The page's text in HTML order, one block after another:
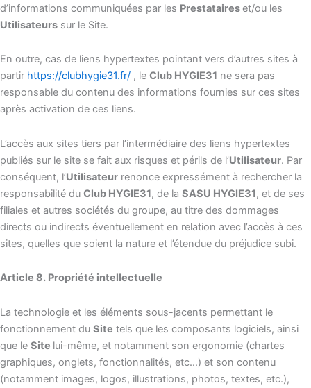
d’informations communiquées par les Prestataireset/ou les
Utilisateurs sur le Site.
En outre, cas de liens hypertextes pointant vers d’autres sites à
partir https://clubhygie31.fr/ , le Club HYGIE31 ne sera pas
responsable du contenu des informations fournies sur ces sites
après activation de ces liens.
L’accès aux sites tiers par l’intermédiaire des liens hypertextes
publiés sur le site se fait aux risques et périls de l’Utilisateur. Par
conséquent, l’Utilisateur renonce expressément à rechercher la
responsabilité du Club HYGIE31, de la SASU HYGIE31, et de ses
filiales et autres sociétés du groupe, au titre des dommages
directs ou indirects éventuellement en relation avec l’accès à ces
sites, quelles que soient la nature et l’étendue du préjudice subi.
Article 8. Propriété intellectuelle
La technologie et les éléments sous-jacents permettant le
fonctionnement du Site tels que les composants logiciels, ainsi
que le Site lui-même, et notamment son ergonomie (chartes
graphiques, onglets, fonctionnalités, etc…) et son contenu
(notamment images, logos, illustrations, photos, textes, etc.),